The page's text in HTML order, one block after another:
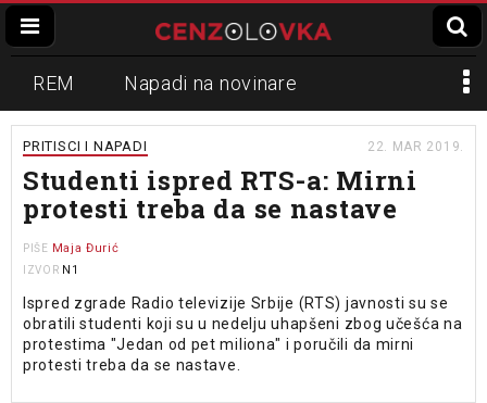
REM Napadi na novinare
Zvučni top
Propaganda Lokalni mediji
Informer
PRITISCI I NAPADI 22. MAR 2019.
Studenti ispred RTS-a: Mirni
protesti treba da se nastave
PIŠE Maja Đurić
IZVOR N1
Ispred zgrade Radio televizije Srbije (RTS) javnosti su se
obratili studenti koji su u nedelju uhapšeni zbog učešća na
protestima "Jedan od pet miliona" i poručili da mirni
protesti treba da se nastave.